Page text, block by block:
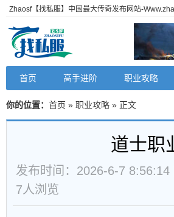
Zhaosf【找私服】中国最大传奇发布网站-
首页 高手进阶 职业攻略
你的位置： 首页 » 职业攻略 » 正文
道士职
发布时间：2026-6-7
7人浏览